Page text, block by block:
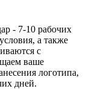
- 7-10 рабочих
а также
с
ваше
логотипа,
дней.